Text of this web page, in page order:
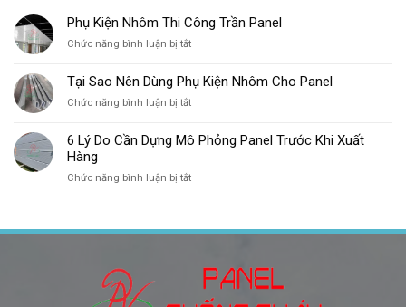
Chế
Biến
Sầu
Panel
Rockwool
Vách
Màu
Xám
Phụ Kiện Nhôm Thi Công Trần Panel
Chức năng bình luận bị tắtở
Kiện
Nhôm
Thi
Trần
Tại Sao Nên Dùng Phụ Kiện Nhôm Cho Panel
Chức năng bình luận bị tắtở
Sao
Nên
Phụ
6 Lý Do Cần Dựng Mô Phỏng Panel Trước Khi Xuất
Hàng
Chức năng bình luận bị tắtở
Mô
Phỏng
Panel